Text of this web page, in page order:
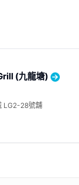
(九龍塘)
LG2-28號舖